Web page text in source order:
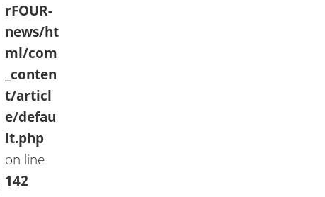
rFOUR-
news/ht
ml/com
_conten
t/articl
e/defau
lt.php
on line
142